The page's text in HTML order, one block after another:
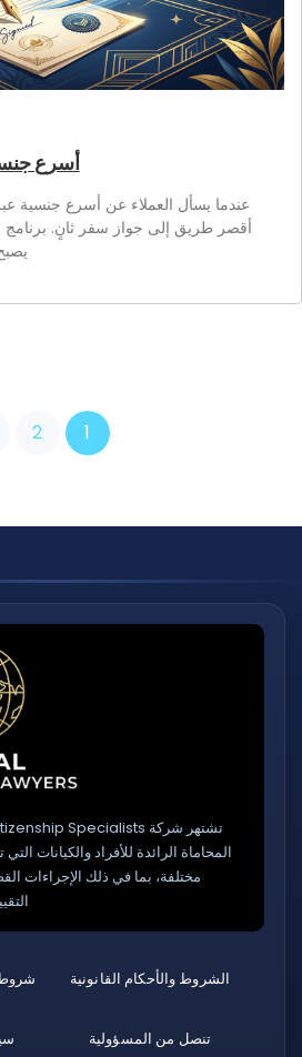
أسرع
عندما يسأل العملاء عن أسرع جنسية
أقصر طريق إلى جواز سفر ثانٍ.
1
2
المحاماة الرائدة للأفراد والكيانات
مختلفة، بما في ذلك الإجراءات
شروط الشروط والأحكام القانونية
تنصل من المسؤولية